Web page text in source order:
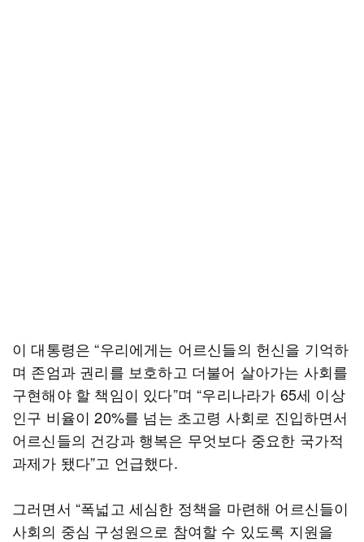
이 대통령은 “우리에게는 어르신들의 헌신을 기억하
며 존엄과 권리를 보호하고 더불어 살아가는 사회를
구현해야 할 책임이 있다”며 “우리나라가 65세 이상
인구 비율이 20%를 넘는 초고령 사회로 진입하면서
어르신들의 건강과 행복은 무엇보다 중요한 국가적
과제가 됐다”고 언급했다.
그러면서 “폭넓고 세심한 정책을 마련해 어르신들이
사회의 중심 구성원으로 참여할 수 있도록 지원을